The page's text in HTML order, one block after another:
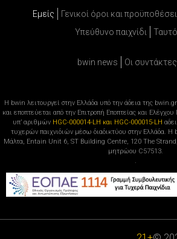
Εμείς Γενικοί όροι και
Υπεύθυνο παιχνίδι
bwin news Oι
Η bwin λειτουργεί στην Ελλάδα υπό την άδεια της
και εποπτεύεται από την Επιτροπή Εποπτείας και
υπ’ αριθμών HGC-000014-LH και HGC-000015-LH
τυχερών παιχνιδιών μέσω διαδικτύου στην Ελλάδα.
Μάλτα, Entain Unit 6, ST Building Centre, 120 The
μητρώου C57513.
.